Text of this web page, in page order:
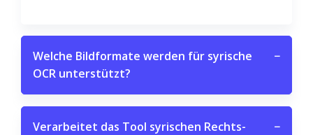
Welche Bildformate werden für syrische
OCR unterstützt?
−
Verarbeitet das Tool syrischen Rechts-
−